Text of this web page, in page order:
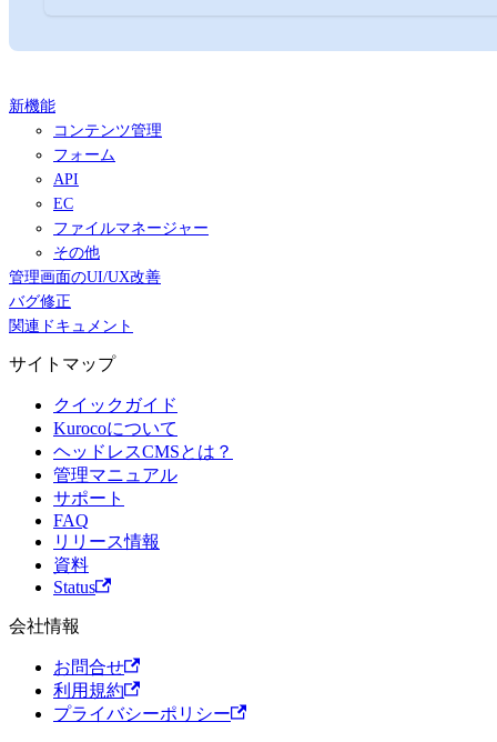
新機能
コンテンツ管理
フォーム
API
EC
ファイルマネージャー
その他
管理画面のUI/UX改善
バグ修正
関連ドキュメント
サイトマップ
クイックガイド
Kurocoについて
ヘッドレスCMSとは？
管理マニュアル
サポート
FAQ
リリース情報
資料
Status
会社情報
お問合せ
利用規約
プライバシーポリシー